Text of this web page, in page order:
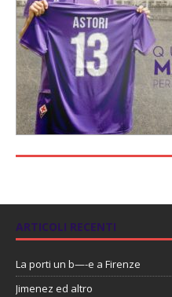
ARTICOLI RECENTI
La porti un b—-e a Firenze
Jimenez ed altro